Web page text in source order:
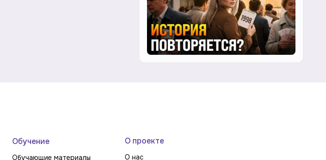
Обучение
Обучающие материалы
О проекте
О нас